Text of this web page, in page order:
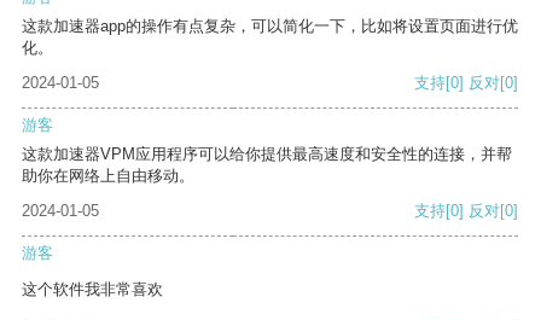
这款加速器app的操作有点复杂，可以简化一下，比如将设置页面进行优
化。
2024-01-05
支持[0] 反对[0]
游客
这款加速器VPM应用程序可以给你提供最高速度和安全性的连接，并帮
助你在网络上自由移动。
2024-01-05
支持[0] 反对[0]
游客
这个软件我非常喜欢